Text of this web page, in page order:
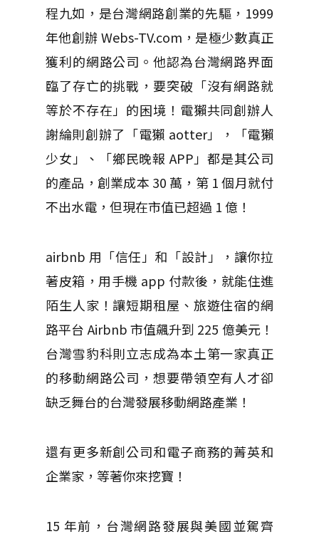
程九如，是台灣網路創業的先驅，1999
年他創辦 Webs-TV.com，是極少數真正
獲利的網路公司。他認為台灣網路界面
臨了存亡的挑戰，要突破「沒有網路就
等於不存在」的困境！電獺共同創辦人
謝綸則創辦了「電獺 aotter」，「電獺
少女」、「鄉民晚報 APP」都是其公司
的產品，創業成本 30 萬，第 1 個月就付
不出水電，但現在市值已超過 1 億！
airbnb 用「信任」和「設計」，讓你拉
著皮箱，用手機 app 付款後，就能住進
陌生人家！讓短期租屋、旅遊住宿的網
路平台 Airbnb 市值飆升到 225 億美元！
台灣雪豹科則立志成為本土第一家真正
的移動網路公司，想要帶領空有人才卻
缺乏舞台的台灣發展移動網路產業！
還有更多新創公司和電子商務的菁英和
企業家，等著你來挖寶！
15 年前，台灣網路發展與美國並駕齊